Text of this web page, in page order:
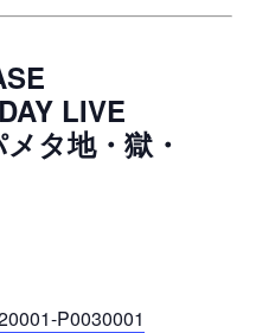
LIVE
タ地・獄・
P0030001